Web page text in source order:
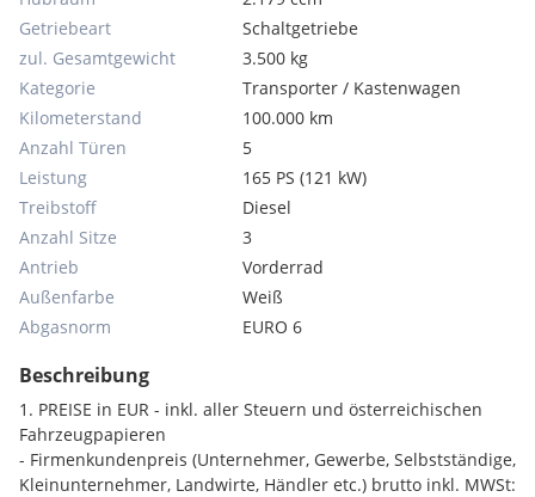
Getriebeart
Schaltgetriebe
zul. Gesamtgewicht
3.500 kg
Kategorie
Transporter / Kastenwagen
Kilometerstand
100.000 km
Anzahl Türen
5
Leistung
165 PS (121 kW)
Treibstoff
Diesel
Anzahl Sitze
3
Antrieb
Vorderrad
Außenfarbe
Weiß
Abgasnorm
EURO 6
Beschreibung
1. PREISE in EUR - inkl. aller Steuern und österreichischen
Fahrzeugpapieren
- Firmenkundenpreis (Unternehmer, Gewerbe, Selbstständige,
Kleinunternehmer, Landwirte, Händler etc.) brutto inkl. MWSt: